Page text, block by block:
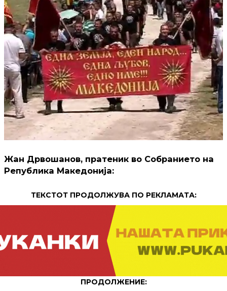
Жан Дрвошанов, пратеник во Собранието на
Република Македонија:
ТЕКСТОТ ПРОДОЛЖУВА ПО РЕКЛАМАТА:
ПРОДОЛЖЕНИЕ: